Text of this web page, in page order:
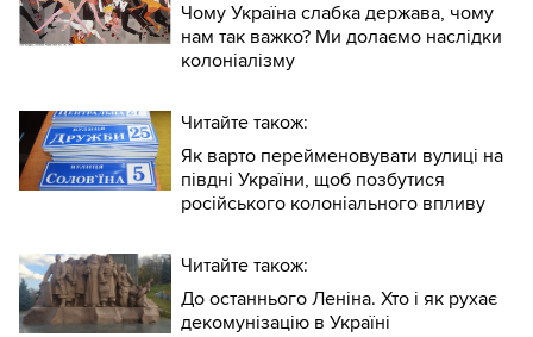
Чому Україна слабка держава, чому
нам так важко? Ми долаємо наслідки
колоніалізму
Читайте також:
Як варто перейменовувати вулиці на
півдні України, щоб позбутися
російського колоніального впливу
Читайте також:
До останнього Леніна. Хто і як рухає
декомунізацію в Україні